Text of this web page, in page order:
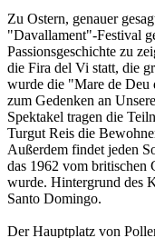
Zu Ostern, genauer
"Davallament"-Festival
Passionsgeschichte zu
die Fira del Vi statt, die
wurde die "Mare de Deu
zum Gedenken an
Spektakel tragen die
Turgut Reis die
Außerdem findet jeden
das 1962 vom britischen
wurde. Hintergrund des
Santo Domingo.
Der Hauptplatz von